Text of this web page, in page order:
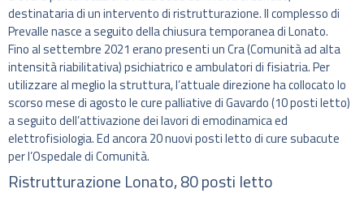
destinataria di un intervento di ristrutturazione. Il complesso di
Prevalle nasce a seguito della chiusura temporanea di Lonato.
Fino al settembre 2021 erano presenti un Cra (Comunità ad alta
intensità riabilitativa) psichiatrico e ambulatori di fisiatria. Per
utilizzare al meglio la struttura, l’attuale direzione ha collocato lo
scorso mese di agosto le cure palliative di Gavardo (10 posti letto)
a seguito dell’attivazione dei lavori di emodinamica ed
elettrofisiologia. Ed ancora 20 nuovi posti letto di cure subacute
per l’Ospedale di Comunità.
Ristrutturazione Lonato, 80 posti letto